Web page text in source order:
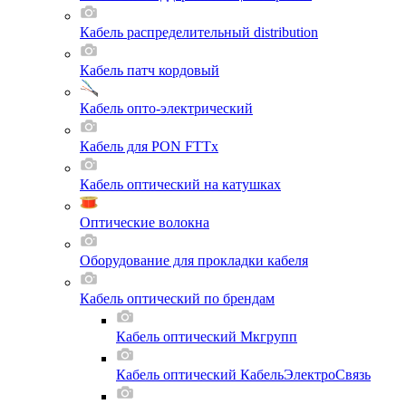
Кабель распределительный distribution
Кабель патч кордовый
Кабель опто-электрический
Кабель для PON FTTx
Кабель оптический на катушках
Оптические волокна
Оборудование для прокладки кабеля
Кабель оптический по брендам
Кабель оптический Мкгрупп
Кабель оптический КабельЭлектроСвязь